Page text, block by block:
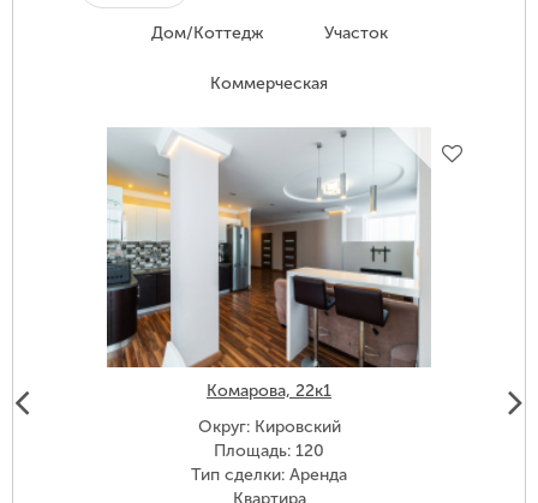
Дом/Коттедж Участок
Коммерческая
Комарова, 22к1
Округ: Кировский
Площадь: 120
Тип сделки: Аренда